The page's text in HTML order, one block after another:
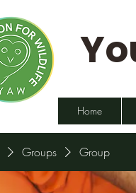
Home
Groups Group